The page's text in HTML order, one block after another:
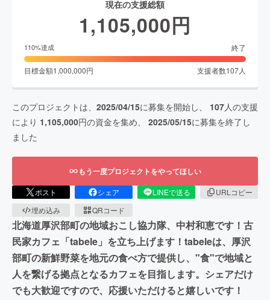
現在の支援総額
1,105,000円
110%達成 終了
目標金額1,000,000円 支援者数107人
このプロジェクトは、 2025/04/15に募集を開始し、 107人の支援
により 1,105,000円の資金を集め、 2025/05/15に募集を終了し
ました
もう一度プロジェクトをやってほしい
ポスト シェア LINEで送る
URLコピー
埋め込み
QRコード
北海道厚沢部町の地域おこし協力隊、中村和恵です！古
民家カフェ「tabele」を立ち上げます！tabeleは、厚沢
部町の新鮮野菜を地元の食べ方で提供し、"食"で地域と
人を繋げる拠点となるカフェを目指します。シェアだけ
でも大歓迎ですので、応援いただけると嬉しいです！